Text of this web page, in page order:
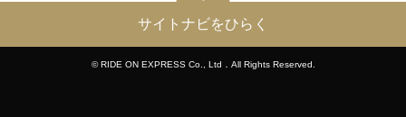
サイトナビをひらく
© RIDE ON EXPRESS Co., Ltd．All Rights Reserved.